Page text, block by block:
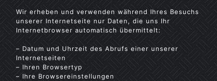
Wir erheben und verwenden während Ihres Besuchs
unserer Internetseite nur Daten, die uns Ihr
Internetbrowser automatisch übermittelt:
– Datum und Uhrzeit des Abrufs einer unserer
Internetseiten
– Ihren Browsertyp
– Ihre Browsereinstellungen